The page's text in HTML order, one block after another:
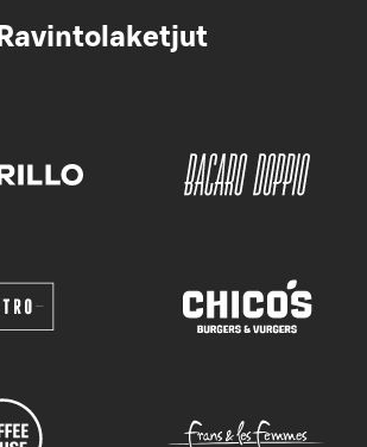
Ravintolaketjut